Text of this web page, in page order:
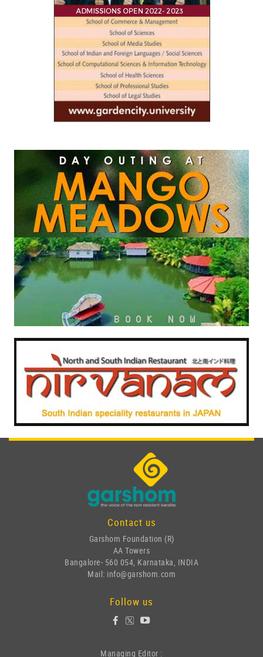
Contact us
Garshom Foundation (R)
AA Towers
Bangalore- 560 054, Karnataka, INDIA
Mail: info@garshom.com
Follow us
Managing Editor :